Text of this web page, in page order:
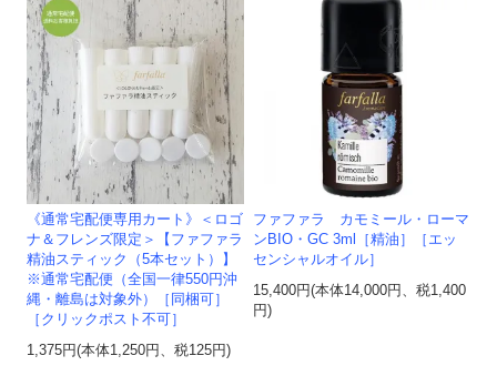
《通常宅配便専用カート》＜ロゴ
ナ＆フレンズ限定＞【ファファラ
精油スティック（5本セット）】
※通常宅配便（全国一律550円沖
縄・離島は対象外）［同梱可］
［クリックポスト不可］
1,375円(本体1,250円、税125円)
ファファラ カモミール・ローマ
ンBIO・GC 3ml［精油］［エッ
センシャルオイル］
15,400円(本体14,000円、税1,400
円)